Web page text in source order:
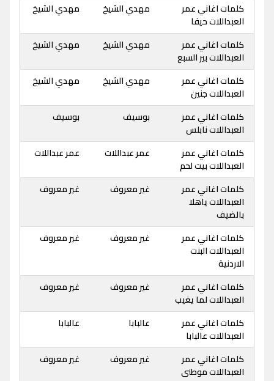
كلمات اغاني عمر
العبداللات حيفا
مهدي الشيخ مهدي الشيخ
كلمات اغاني عمر
العبداللات بير السبع
مهدي الشيخ مهدي الشيخ
كلمات اغاني عمر
العبداللات جنين
مهدي الشيخ مهدي الشيخ
كلمات اغاني عمر
العبداللات نابلس
بوسيف بوسيف
كلمات اغاني عمر
العبداللات بيت لحم
عمر عبداللات عمر عبداللات
كلمات اغاني عمر
العبداللات ياهلا
بالضيف
غير معروف غير معروف
كلمات اغاني عمر
العبداللات البنت
الاردنية
غير معروف غير معروف
كلمات اغاني عمر
العبداللات لما يغيب
غير معروف غير معروف
كلمات اغاني عمر
العبداللات عالبابا
عالبابا عالبابا
كلمات اغاني عمر
العبداللات موطنى
غير معروف غير معروف